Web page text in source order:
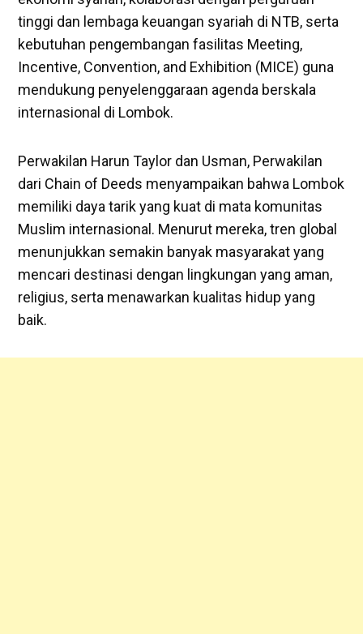
tinggi dan lembaga keuangan syariah di NTB, serta
kebutuhan pengembangan fasilitas Meeting,
Incentive, Convention, and Exhibition (MICE) guna
mendukung penyelenggaraan agenda berskala
internasional di Lombok.
Perwakilan Harun Taylor dan Usman, Perwakilan
dari Chain of Deeds menyampaikan bahwa Lombok
memiliki daya tarik yang kuat di mata komunitas
Muslim internasional. Menurut mereka, tren global
menunjukkan semakin banyak masyarakat yang
mencari destinasi dengan lingkungan yang aman,
religius, serta menawarkan kualitas hidup yang
baik.